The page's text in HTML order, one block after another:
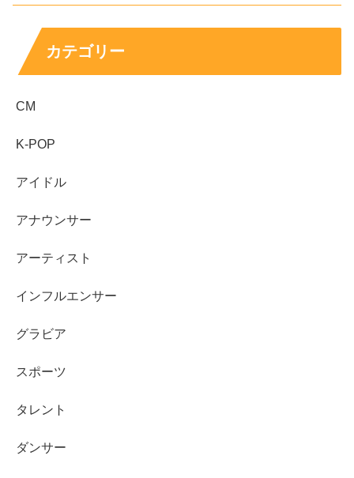
よくあるQ&A：いつまで？買える数は？クーポ
ンはどう出す？
「いつまで買える？」は、ローソンの日枠は短期で動きや
すく、基本は当日〜翌日が勝負になりがちです。数量の上
にならない範囲で楽しむのが安心です。
クーポンの出し方は、ローソンアプリでクーポン画面を開
ーソンの日は商品も特典も動きが早いので、
次におすすめ
め）
カテゴリー
CM
K-POP
アイドル
アナウンサー
アーティスト
インフルエンサー
グラビア
スポーツ
タレント
ダンサー